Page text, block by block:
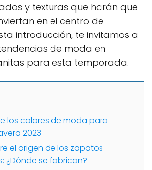
y texturas que harán que
en el centro de
introducción, te invitamos a
de moda en
para esta temporada.
los colores de moda para
2023
el origen de los zapatos
¿Dónde se fabrican?